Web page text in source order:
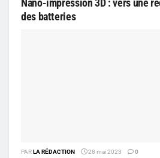
des batteries
PARLA RÉDACTION 28 mai 2023 0